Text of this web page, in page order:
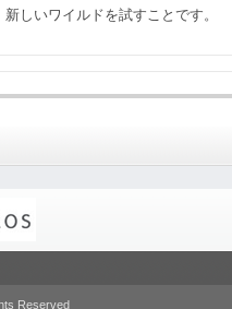
しいワイルドを試すことです。
Reserved